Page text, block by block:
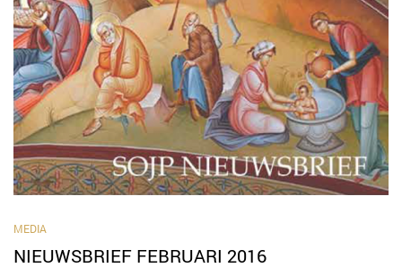
MEDIA
NIEUWSBRIEF FEBRUARI 2016